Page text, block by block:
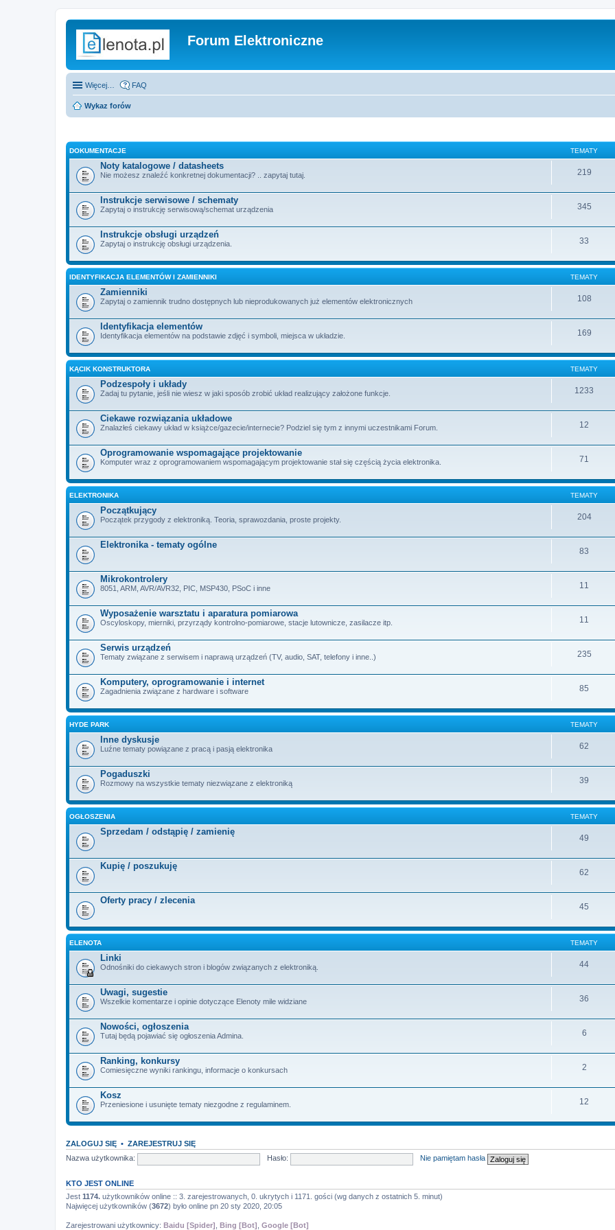
Forum Elektroniczne
Więcej… FAQ
Wykaz forów
DOKUMENTACJE TEMATY
Noty katalogowe / datasheets
Nie możesz znaleźć konkretnej dokumentacji? .. zapytaj tutaj. 219
Instrukcje serwisowe / schematy
Zapytaj o instrukcję serwisową/schemat urządzenia 345
Instrukcje obsługi urządzeń
Zapytaj o instrukcję obsługi urządzenia. 33
IDENTYFIKACJA ELEMENTÓW I ZAMIENNIKI TEMATY
Zamienniki
Zapytaj o zamiennik trudno dostępnych lub nieprodukowanych już elementów elektronicznych 108
Identyfikacja elementów
Identyfikacja elementów na podstawie zdjęć i symboli, miejsca w układzie. 169
KĄCIK KONSTRUKTORA TEMATY
Podzespoły i układy
Zadaj tu pytanie, jeśli nie wiesz w jaki sposób zrobić układ realizujący założone funkcje. 1233
Ciekawe rozwiązania układowe
Znalazłeś ciekawy układ w książce/gazecie/internecie? Podziel się tym z innymi uczestnikami Forum. 12
Oprogramowanie wspomagające projektowanie
Komputer wraz z oprogramowaniem wspomagającym projektowanie stał się częścią życia elektronika. 71
ELEKTRONIKA TEMATY
Początkujący
Początek przygody z elektroniką. Teoria, sprawozdania, proste projekty. 204
Elektronika - tematy ogólne
83
Mikrokontrolery
8051, ARM, AVR/AVR32, PIC, MSP430, PSoC i inne 11
Wyposażenie warsztatu i aparatura pomiarowa
Oscyloskopy, mierniki, przyrządy kontrolno-pomiarowe, stacje lutownicze, zasilacze itp. 11
Serwis urządzeń
Tematy związane z serwisem i naprawą urządzeń (TV, audio, SAT, telefony i inne..) 235
Komputery, oprogramowanie i internet
Zagadnienia związane z hardware i software 85
HYDE PARK TEMATY
Inne dyskusje
Luźne tematy powiązane z pracą i pasją elektronika 62
Pogaduszki
Rozmowy na wszystkie tematy niezwiązane z elektroniką 39
OGŁOSZENIA TEMATY
Sprzedam / odstąpię / zamienię
49
Kupię / poszukuję
62
Oferty pracy / zlecenia
45
ELENOTA TEMATY
Linki
Odnośniki do ciekawych stron i blogów związanych z elektroniką. 44
Uwagi, sugestie
Wszelkie komentarze i opinie dotyczące Elenoty mile widziane 36
Nowości, ogłoszenia
Tutaj będą pojawiać się ogłoszenia Admina. 6
Ranking, konkursy
Comiesięczne wyniki rankingu, informacje o konkursach 2
Kosz
Przeniesione i usunięte tematy niezgodne z regulaminem. 12
ZALOGUJ SIĘ • ZAREJESTRUJ SIĘ
Nazwa użytkownika:
Hasło: Nie pamiętam hasła
KTO JEST ONLINE
Jest 1174. użytkowników online :: 3. zarejestrowanych, 0. ukrytych i 1171. gości (wg danych z ostatnich 5. minut)
Najwięcej użytkowników (3672) było online pn 20 sty 2020, 20:05
Zarejestrowani użytkownicy: Baidu [Spider] Bing [Bot] Google [Bot]